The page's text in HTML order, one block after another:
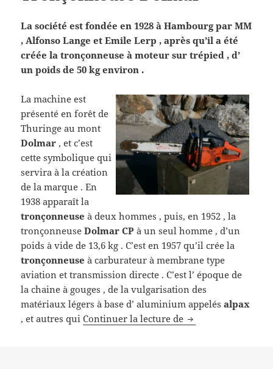
La société est fondée en 1928 à Hambourg par MM
, Alfonso Lange et Emile Lerp , après qu’il a été
créée la tronçonneuse à moteur sur trépied , d’
un poids de 50 kg environ .
La machine est
présenté en forêt de
Thuringe au mont
Dolmar , et c’est
cette symbolique qui
servira à la création
de la marque . En
1938 apparaît la
tronçonneuse à deux hommes , puis, en 1952 , la
tronçonneuseDolmar CP à un seul homme , d’un
poids à vide de 13,6 kg . C’est en 1957 qu’il crée la
tronçonneuse à carburateur à membrane type
aviation et transmission directe . C’est l’ époque de
la chaine à gouges , de la vulgarisation des
matériaux légers à base d’ aluminium appelésalpax
, et autres quiContinuer la lecture de Tronçonneuse